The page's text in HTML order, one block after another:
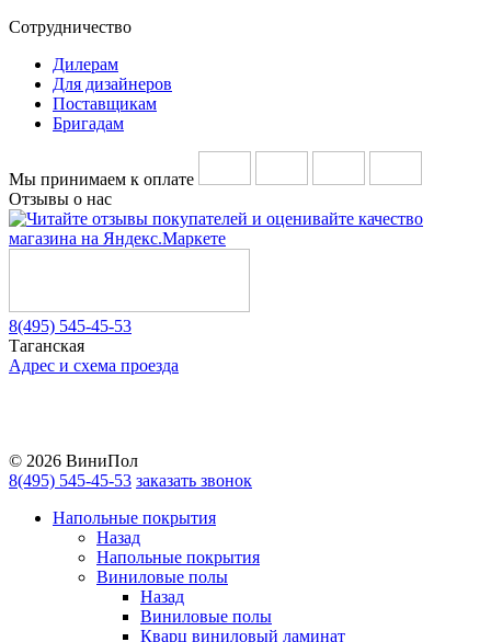
Сотрудничество
Дилерам
Для дизайнеров
Поставщикам
Бригадам
Мы принимаем к оплате
Отзывы о нас
8(495) 545-45-53
Таганская
Адрес и схема проезда
© 2026 ВиниПол
8(495) 545-45-53 заказать звонок
Напольные покрытия
Назад
Напольные покрытия
Виниловые полы
Назад
Виниловые полы
Кварц виниловый ламинат